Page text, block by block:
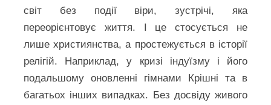
світ без події віри, зустрічі, яка
переорієнтовує життя. І це стосується не
лише християнства, а простежується в історії
релігій. Наприклад, у кризі індуїзму і його
подальшому оновленні гімнами Крішні та в
багатьох інших випадках. Без досвіду живого